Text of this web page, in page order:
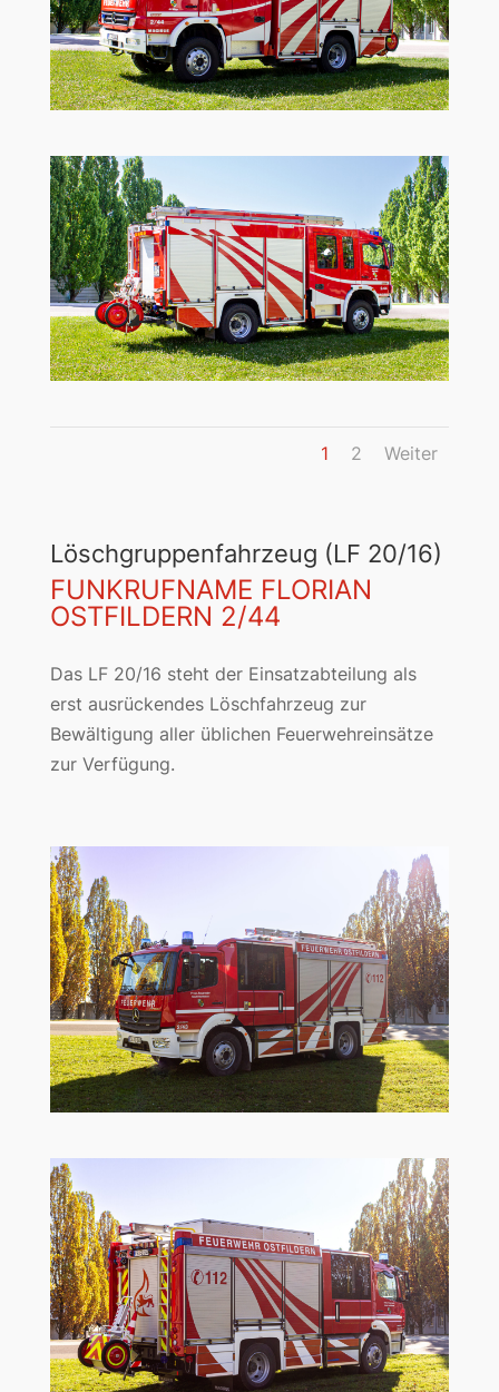
1 2 Weiter
Löschgruppenfahrzeug (LF 20/16)
FUNKRUFNAME FLORIAN
OSTFILDERN 2/44
Das LF 20/16 steht der Einsatzabteilung als
erst ausrückendes Löschfahrzeug zur
Bewältigung aller üblichen Feuerwehreinsätze
zur Verfügung.